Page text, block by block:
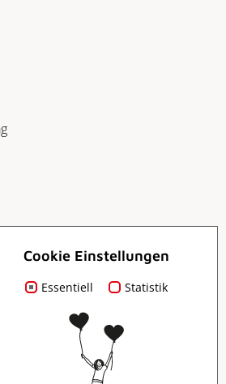
Cookie Einstellungen
Essentiell Statistik